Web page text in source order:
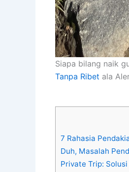
Siapa bilang naik
Tanpa Ribet ala
7 Rahasia
Duh, Masalah
Private Trip: